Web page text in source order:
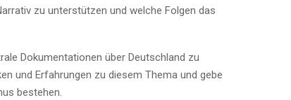
zu unterstützen und welche Folgen das
Dokumentationen über Deutschland zu
und Erfahrungen zu diesem Thema und gebe
bestehen.